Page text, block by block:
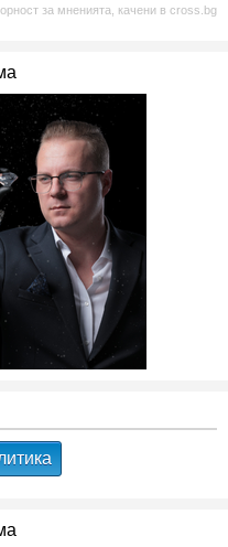
за мненията, качени в cross.bg